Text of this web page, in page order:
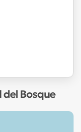
Bosque